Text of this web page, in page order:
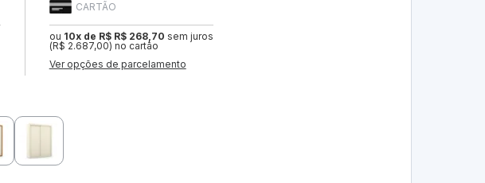
CARTÃO
ou 10x de R$ R$ 268,70 sem juros
(R$ 2.687,00) no cartão
Ver opções de parcelamento